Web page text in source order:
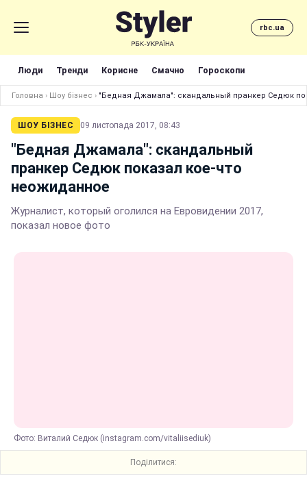
rbc.ua
Люди Тренди Корисне Смачно Гороскопи
Головна › Шоу бізнес › "Бедная Джамала": скандальный пранкер Седюк
ШОУ БІЗНЕС 09 листопада 2017, 08:43
"Бедная Джамала": скандальный
пранкер Седюк показал кое-что
неожиданное
Журналист, который оголился на Евровидении 2017,
показал новое фото
Фото: Виталий Седюк (instagram.com/vitaliisediuk)
Поділитися: